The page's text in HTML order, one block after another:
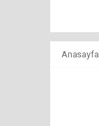
Anasayfa